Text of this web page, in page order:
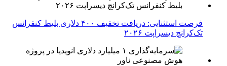
فرصت استثنایی: دریافت تخفیف ۴۰۰ دلاری بلیط کنفرانس
تک‌کرانچ دیسراپت ۲۰۲۶